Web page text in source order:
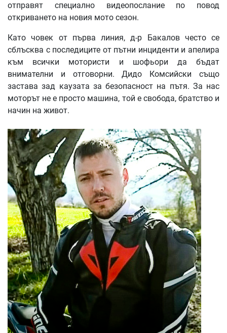
отправят специално видеопослание по повод
откриването на новия мото сезон.
Като човек от първа линия, д-р Бакалов често се
сблъсква с последиците от пътни инциденти и апелира
към всички мотористи и шофьори да бъдат
внимателни и отговорни. Дидо Комсийски също
застава зад каузата за безопасност на пътя. За нас
моторът не е просто машина, той е свобода, братство и
начин на живот.